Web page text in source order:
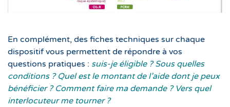
En complément, des fiches techniques sur chaque
dispositif vous permettent de répondre à vos
questions pratiques : suis-je éligible ? Sous quelles
conditions ? Quel est le montant de l’aide dont je peux
bénéficier ? Comment faire ma demande ? Vers quel
interlocuteur me tourner ?